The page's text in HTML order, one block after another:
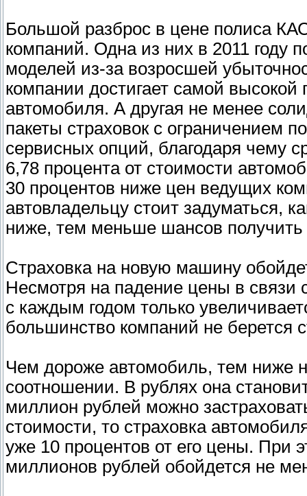
Большой разброс в цене полиса
компаний. Одна из них в 2011 году
моделей из-за возросшей
компании достигает самой
автомобиля. А другая не менее
пакеты страховок с ограничением
сервисных опций, благодаря чему
6,78 процента от стоимости
30 процентов ниже цен ведущих
автовладельцу стоит задуматься,
ниже, тем меньше шансов получить
Страховка на новую машину
Несмотря на падение цены в связи
с каждым годом только
большинство компаний не берется
Чем дороже автомобиль, тем ниже
соотношении. В рублях она
миллион рублей можно
стоимости, то страховка
уже 10 процентов от его цены. При
миллионов рублей обойдется не